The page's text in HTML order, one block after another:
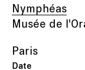
Nymphéas
Musée de
Paris